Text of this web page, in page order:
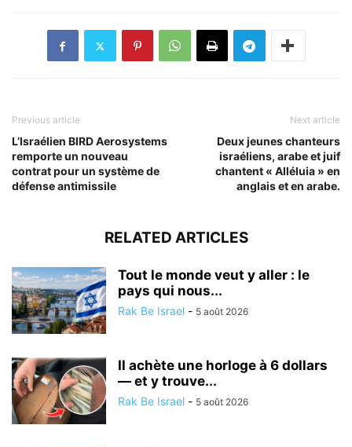
Previous article
L’Israélien BIRD Aerosystems
remporte un nouveau
contrat pour un système de
défense antimissile
Next article
Deux jeunes chanteurs
israéliens, arabe et juif
chantent « Alléluia » en
anglais et en arabe.
RELATED ARTICLES
Tout le monde veut y aller : le
pays qui nous...
Rak Be Israel - 5 août 2026
Il achète une horloge à 6 dollars
— et y trouve...
Rak Be Israel - 5 août 2026